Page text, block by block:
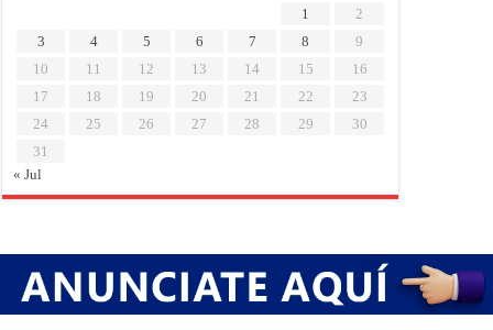
1
2
3
4 5 6 7 8
9
10
11 12 13 14 15
16
17
18 19 20 21 22
23
24
25 26 27 28 29
30
31
« Jul